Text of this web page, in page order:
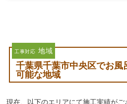
工事対応 地域
千葉県千葉市中央区でお風
可能な地域
現在、以下のエリアにて施工実績がご